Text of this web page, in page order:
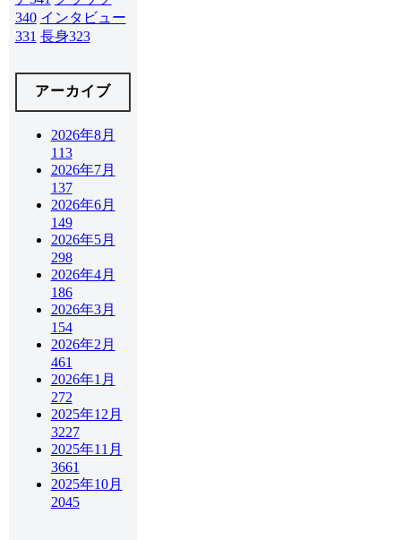
340 インタビュー
331 長身323
アーカイブ
2026年8月
113
2026年7月
137
2026年6月
149
2026年5月
298
2026年4月
186
2026年3月
154
2026年2月
461
2026年1月
272
2025年12月
3227
2025年11月
3661
2025年10月
2045